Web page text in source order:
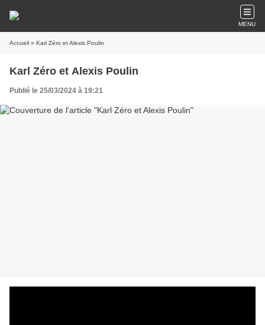
MENU
Accueil » Karl Zéro et Alexis Poulin
Karl Zéro et Alexis Poulin
Publié le 25/03/2024 à 19:21